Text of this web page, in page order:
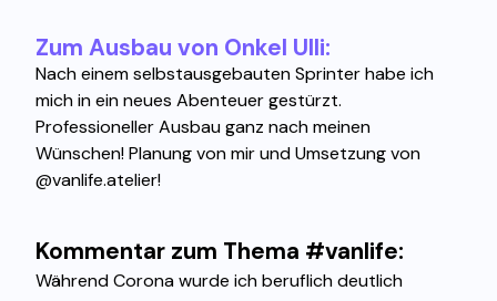
Zum Ausbau von Onkel Ulli:
Nach einem selbstausgebauten Sprinter habe ich
mich in ein neues Abenteuer gestürzt.
Professioneller Ausbau ganz nach meinen
Wünschen! Planung von mir und Umsetzung von
@vanlife.atelier!
Kommentar zum Thema #vanlife:
Während Corona wurde ich beruflich deutlich